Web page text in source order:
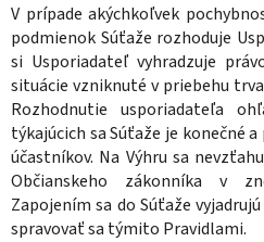
V prípade akýchkoľvek
podmienok Súťaže rozhoduje
si Usporiadateľ vyhradzuje
situácie vzniknuté v priebehu
Rozhodnutie usporiadateľa
týkajúcich sa Súťaže je konečné
účastníkov. Na Výhru sa
Občianskeho zákonníka v
Zapojením sa do Súťaže
spravovať sa týmito Pravidlami.